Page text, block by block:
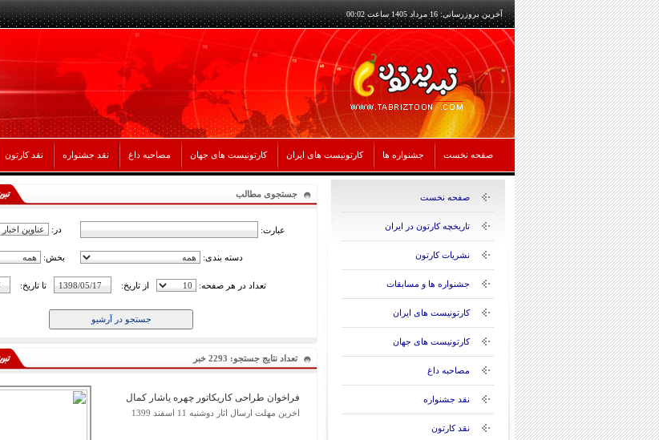
آخرین بروزرسانی: 16 مرداد 1405 ساعت 00:02
صفحه نخست جشنواره ها کارتونیست های ایران کارتونیست های جهان مصاحبه داغ نقد جشنواره نقد کارتون
صفحه نخست
تاریخچه کارتون در ایران
نشریات کارتون
جشنواره ها و مسابقات
کارتونیست های ایران
کارتونیست های جهان
مصاحبه داغ
نقد جشنواره
نقد کارتون
جستجوی مطالب
عبارت: در:
دسته بندی: بخش:
تعداد در هر صفحه: از تاریخ: تا تاریخ:
تعداد نتایج جستجو: 2293 خبر
فراخوان طراحی کاریکاتور چهره یاشار کمال
اخرین مهلت ارسال اثار دوشنبه 11 اسفند 1399